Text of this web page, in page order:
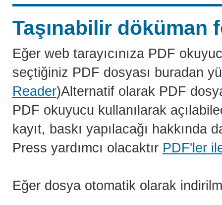
Taşınabilir döküman
Eğer web tarayıcınıza PDF
seçtiğiniz PDF dosyası buradan
Reader)Alternatif olarak PDF
PDF okuyucu kullanılarak
kayıt, baskı yapılacağı
Press yardımcı olacaktır PDF'ler
Eğer dosya otomatik olarak